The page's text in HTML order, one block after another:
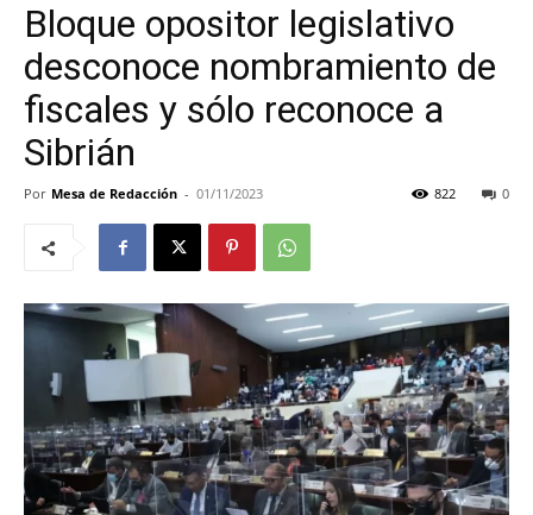
Bloque opositor legislativo
desconoce nombramiento de
fiscales y sólo reconoce a
Sibrián
Por Mesa de Redacción - 01/11/2023 0
822